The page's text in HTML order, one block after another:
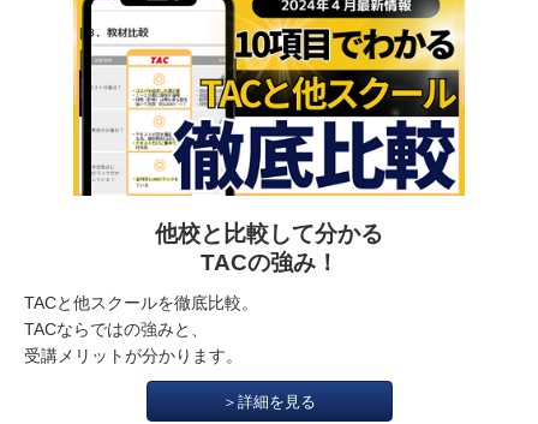
他校と比較して分かる
TACの強み！
TACと他スクールを徹底比較。
TACならではの強みと、
受講メリットが分かります。
＞詳細を見る